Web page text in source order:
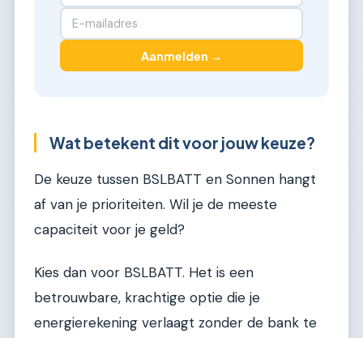
Aanmelden →
Wat betekent dit voor jouw keuze?
De keuze tussen BSLBATT en Sonnen hangt
af van je prioriteiten. Wil je de meeste
capaciteit voor je geld?
Kies dan voor BSLBATT. Het is een
betrouwbare, krachtige optie die je
energierekening verlaagt zonder de bank te